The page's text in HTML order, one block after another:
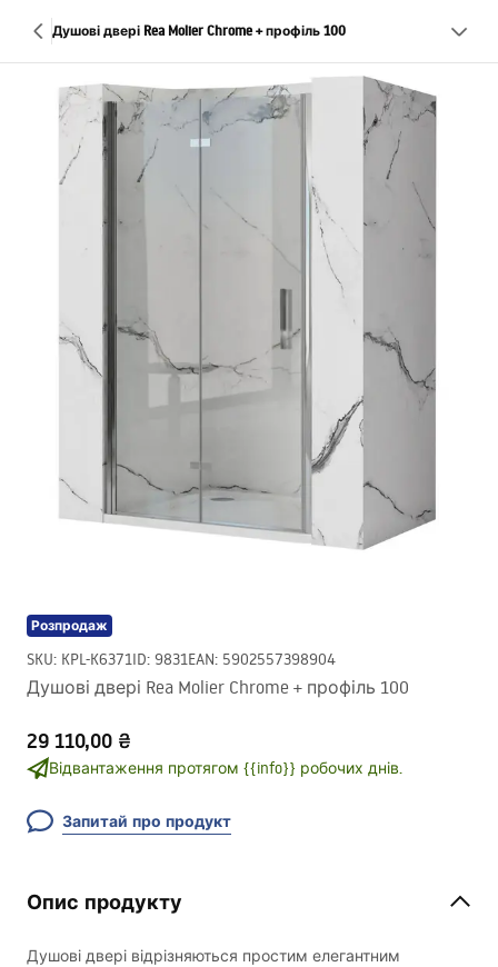
Душові двері Rea Molier Chrome + профіль 100
Розпродаж
SKU: KPL-K6371ID: 9831EAN: 5902557398904
Душові двері Rea Molier Chrome + профіль 100
29 110,00 ₴
Відвантаження протягом {{info}} робочих днів.
Запитай про продукт
Опис продукту
Душові двері відрізняються простим елегантним